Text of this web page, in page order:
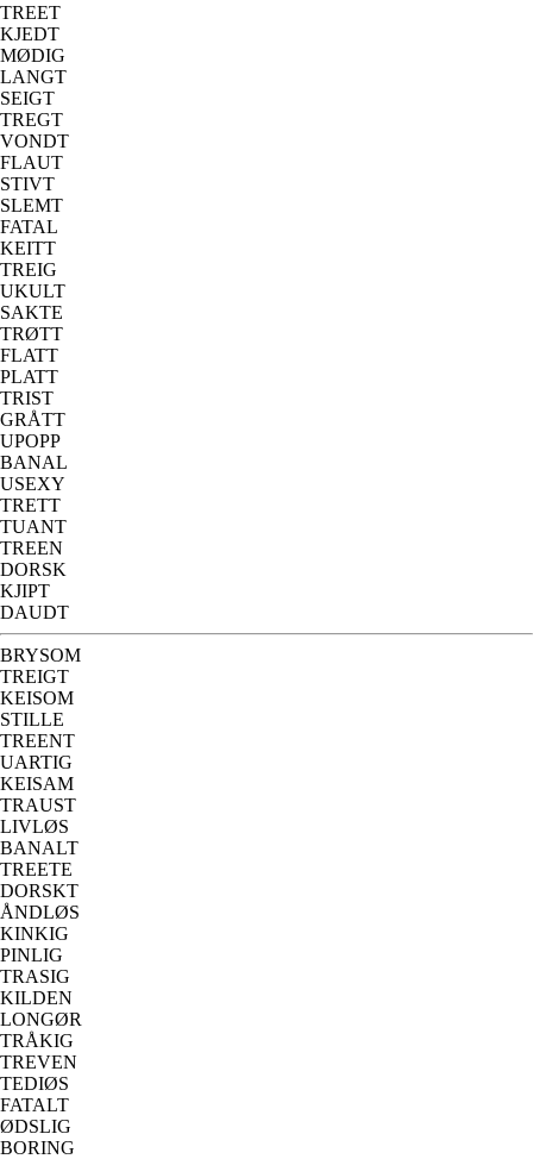
TREET
KJEDT
MØDIG
LANGT
SEIGT
TREGT
VONDT
FLAUT
STIVT
SLEMT
FATAL
KEITT
TREIG
UKULT
SAKTE
TRØTT
FLATT
PLATT
TRIST
GRÅTT
UPOPP
BANAL
USEXY
TRETT
TUANT
TREEN
DORSK
KJIPT
DAUDT
BRYSOM
TREIGT
KEISOM
STILLE
TREENT
UARTIG
KEISAM
TRAUST
LIVLØS
BANALT
TREETE
DORSKT
ÅNDLØS
KINKIG
PINLIG
TRASIG
KILDEN
LONGØR
TRÅKIG
TREVEN
TEDIØS
FATALT
ØDSLIG
BORING